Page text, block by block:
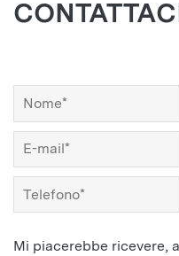
Mi piacerebbe ricevere,